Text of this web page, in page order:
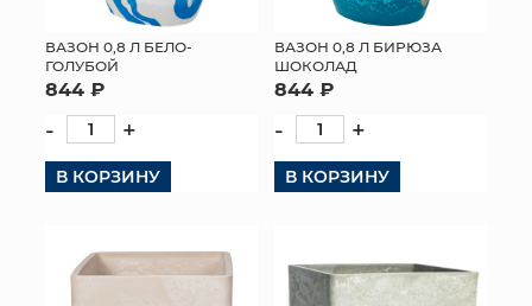
ТОРГОВЫЙ ЦЕНТР
ОПТОВЫМ КЛИЕНТАМ
ДОСТАВКА И ОПЛАТА
ВАЗОН 0,8 Л БЕЛО-
ГОЛУБОЙ
844 ₽
- +
В КОРЗИНУ
ВАЗОН 0,8 Л БИРЮЗА
ШОКОЛАД
844 ₽
- +
В КОРЗИНУ